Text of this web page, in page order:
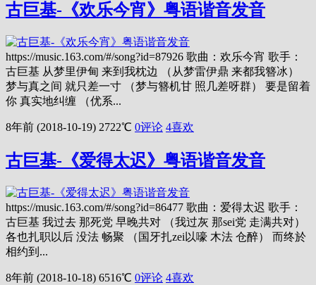
古巨基-《欢乐今宵》粤语谐音发音
https://music.163.com/#/song?id=87926 歌曲：欢乐今宵 歌手：
古巨基 从梦里伊甸 来到我枕边 （从梦雷伊鼎 来都我簪冰）
梦与真之间 就只差一寸 （梦与簪机甘 照几差呀群） 要是留着
你 真实地纠缠 （优系...
8年前 (2018-10-19) 2722℃ 0评论 4喜欢
古巨基-《爱得太迟》粤语谐音发音
https://music.163.com/#/song?id=86477 歌曲：爱得太迟 歌手：
古巨基 我过去 那死党 早晚共对 （我过灰 那sei党 走满共对）
各也扎职以后 没法 畅聚 （国牙扎zei以嚎 木法 仓醉） 而终於
相约到...
8年前 (2018-10-18) 6516℃ 0评论 4喜欢